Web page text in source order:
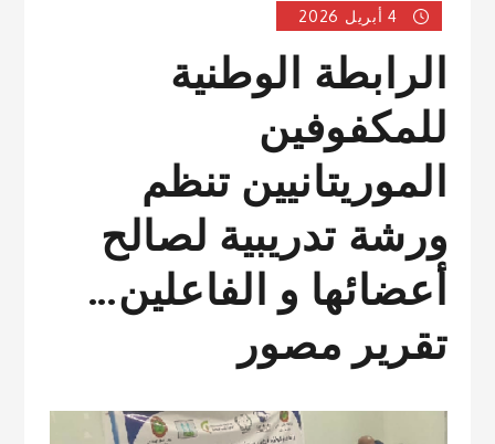
4 أبريل 2026
الرابطة الوطنية
للمكفوفين
الموريتانيين تنظم
ورشة تدريبية لصالح
أعضائها و الفاعلين…
تقرير مصور